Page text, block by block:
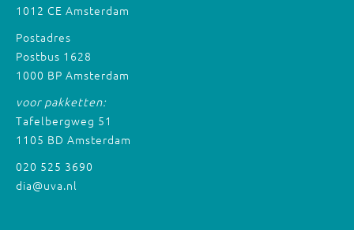
1012 CE Amsterdam
Postadres
Postbus 1628
1000 BP Amsterdam
voor pakketten:
Tafelbergweg 51
1105 BD Amsterdam
020 525 3690
dia@uva.nl